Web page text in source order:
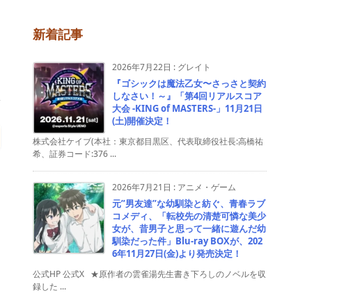
新着記事
2026年7月22日 : グレイト
『ゴシックは魔法乙女〜さっさと契約
しなさい！～』「第4回リアルスコア
大会 -KING of MASTERS-」11月21日
(土)開催決定！
株式会社ケイブ(本社：東京都目黒区、代表取締役社長:高橋祐
希、証券コード:376 ...
2026年7月21日 : アニメ・ゲーム
元”男友達”な幼馴染と紡ぐ、青春ラブ
コメディ、「転校先の清楚可憐な美少
女が、昔男子と思って一緒に遊んだ幼
馴染だった件」Blu-ray BOXが、202
6年11月27日(金)より発売決定！
公式HP 公式X ★原作者の雲雀湯先生書き下ろしのノベルを収
録した ...